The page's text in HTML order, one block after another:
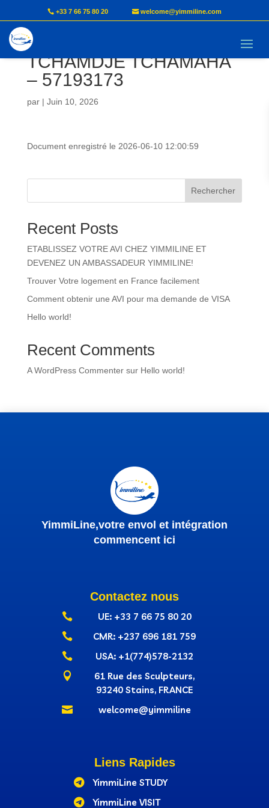
+33 7 66 75 80 20 welcome@yimmiline.com
Document AVI –
TCHAMDJE TCHAMAHA
– 57193173
par | Juin 10, 2026
Document enregistré le 2026-06-10 12:00:59
Rechercher
Recent Posts
ETABLISSEZ VOTRE AVI CHEZ YIMMILINE ET
DEVENEZ UN AMBASSADEUR YIMMILINE!
Trouver Votre logement en France facilement
Comment obtenir une AVI pour ma demande de VISA
Hello world!
Recent Comments
A WordPress Commentersur Hello world!
YimmiLine,votre envol et intégration
commencent ici
Contactez nous
 UE: +33 7 66 75 80 20
 CMR: +237‭ 696 181 759
 USA: +1(774)578-2132

61 Rue des Sculpteurs,
93240 Stains, FRANCE
 welcome@yimmiline
Liens Rapides

YimmiLine STUDY

YimmiLine VISIT